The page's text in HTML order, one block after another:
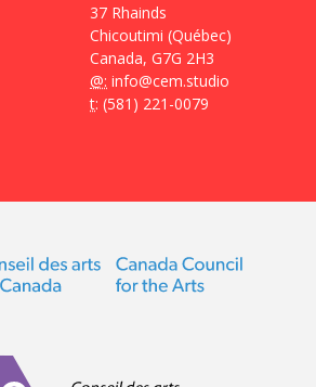
37 Rhainds
Chicoutimi (Québec)
Canada, G7G 2H3
@: info@cem.studio
t: (581) 221-0079